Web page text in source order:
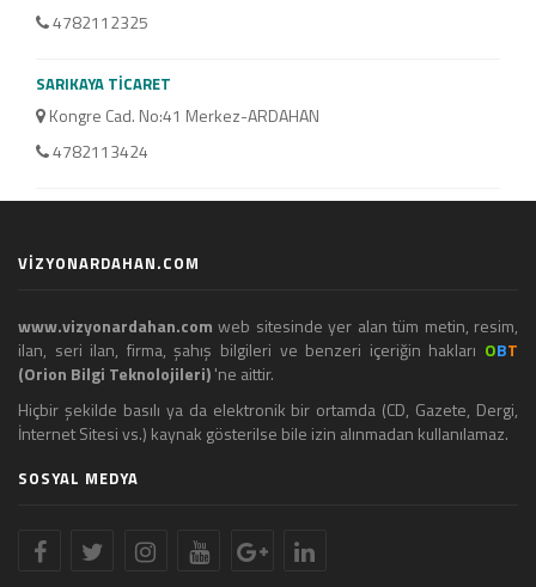
4782112325
SARIKAYA TİCARET
Kongre Cad. No:41 Merkez-ARDAHAN
4782113424
VİZYONARDAHAN.COM
www.vizyonardahan.com web sitesinde yer alan tüm metin, resim,
ilan, seri ilan, firma, şahış bilgileri ve benzeri içeriğin hakları OBT
(Orion Bilgi Teknolojileri)'ne aittir.
Hiçbir şekilde basılı ya da elektronik bir ortamda (CD, Gazete, Dergi,
İnternet Sitesi vs.) kaynak gösterilse bile izin alınmadan kullanılamaz.
SOSYAL MEDYA